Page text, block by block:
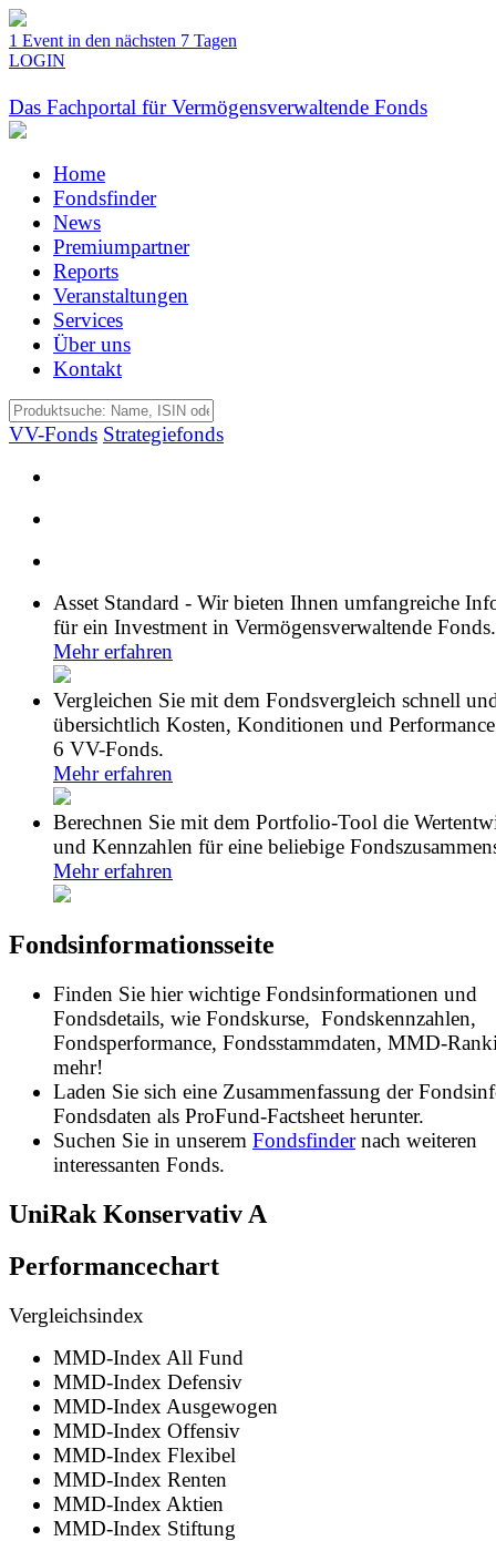
1 Event in den nächsten 7 Tagen
LOGIN
Das Fachportal für Vermögensverwaltende Fonds
Home
Fondsfinder
News
Premiumpartner
Reports
Veranstaltungen
Services
Über uns
Kontakt
VV-Fonds Strategiefonds
Asset Standard - Wir bieten Ihnen umfangreiche
für ein Investment in Vermögensverwaltende Fonds.
Mehr erfahren
Vergleichen Sie mit dem Fondsvergleich schnell
übersichtlich Kosten, Konditionen und
6 VV-Fonds.
Mehr erfahren
Berechnen Sie mit dem Portfolio-Tool die
und Kennzahlen für eine beliebige
Mehr erfahren
Fondsinformationsseite
Finden Sie hier wichtige Fondsinformationen und
Fondsdetails, wie Fondskurse, Fondskennzahlen,
Fondsperformance, Fondsstammdaten, MMD-
mehr!
Laden Sie sich eine Zusammenfassung der
Fondsdaten als ProFund-Factsheet herunter.
Suchen Sie in unserem Fondsfindernach weiteren
interessanten Fonds.
UniRak Konservativ A
Performancechart
Vergleichsindex
MMD-Index All Fund
MMD-Index Defensiv
MMD-Index Ausgewogen
MMD-Index Offensiv
MMD-Index Flexibel
MMD-Index Renten
MMD-Index Aktien
MMD-Index Stiftung